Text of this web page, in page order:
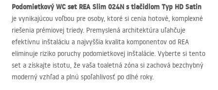
Podomietkový WC set REA Slim 024N s tlačidlom Typ HD Satin
je vynikajúcou voľbou pre osoby, ktoré si cenia hotové, komplexné
riešenia prémiovej triedy. Premyslená architektúra uľahčuje
efektívnu inštaláciu a najvyššia kvalita komponentov od REA
eliminuje riziko poruchy podomietkovej inštalácie. Vyberte si tento
set a získajte istotu, že vaša toaletná zóna si zachová bezchybný
moderný vzhľad a plnú spoľahlivosť po dlhé roky.